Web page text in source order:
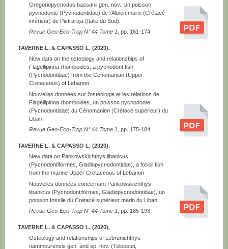
Gregoriopycnodus bassanii gen. nov., un poisson
pycnodonte (Pycnodontidae) de l’Albien marin (Crétacé
inférieur) de Pietraroja (Italie du Sud).
Revue Geo-Eco-Trop N° 44 Tome 1 , pp. 161-174
TAVERNE L. & CAPASSO L. (2020).
New data on the osteology and relationships of
Flagellipinna rhomboides, a pycnodont fish
(Pycnodontidae) from the Cenomanian (Upper
Cretaceous) of Lebanon
Nouvelles données sur l’ostéologie et les relations de
Flagellipinna rhomboides, un poisson pycnodonte
(Pycnodontidae) du Cénomanien (Crétacé supérieur) du
Liban.
Revue Geo-Eco-Trop N° 44 Tome 1 , pp. 175-184
TAVERNE L. & CAPASSO L. (2020).
New data on Pankowskichthys libanicus
(Pycnodontiformes, Gladiopycnodontidae), a fossil fish
from the marine Upper Cretaceous of Lebanon
Nouvelles données concernant Pankowskichthys
libanicus (Pycnodontiformes, Gladiopycnodontidae), un
poisson fossile du Crétacé supérieur marin du Liban.
Revue Geo-Eco-Trop N° 44 Tome 1 , pp. 185-193
TAVERNE L. & CAPASSO L. (2020).
Osteology and relationships of Lebrunichthys
nammourensis gen. and sp. nov. (Teleostei,